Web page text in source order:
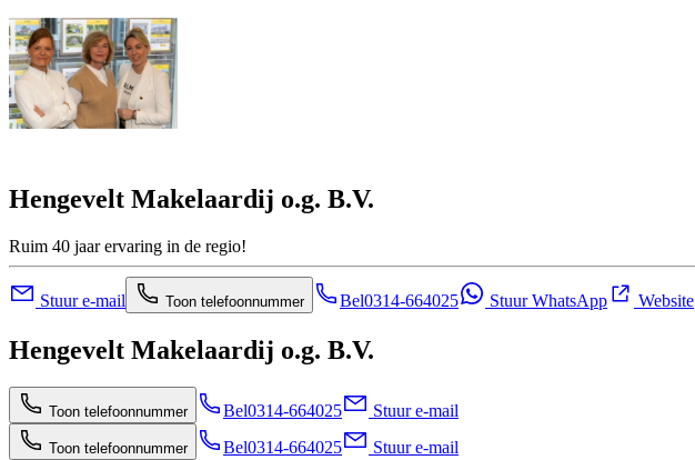
Hengevelt Makelaardij o.g. B.V.
Ruim 40 jaar ervaring in de regio!
Stuur e-mail Toon telefoonnummer Bel0314-664025 Stuur WhatsApp Website
Hengevelt Makelaardij o.g. B.V.
Toon telefoonnummer Bel0314-664025 Stuur e-mail
Toon telefoonnummer Bel0314-664025 Stuur e-mail